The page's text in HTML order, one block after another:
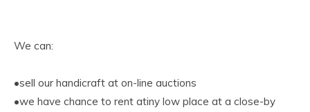
We can:
•sell our handicraft at on-line auctions
•we have chance to rent atiny low place at a close-by